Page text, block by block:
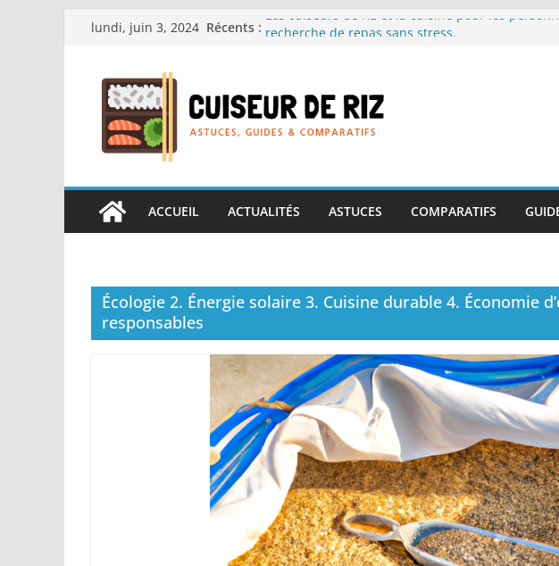
Passerlundi, juin 3, 2024 Récents : Les cuiseurs de riz et la cuisine pour les
recherche de repas sans stress.
Les cuiseurs de riz pour les familles nombreuses
en grande quantité.
Les cuiseurs de riz et la préparation de plats
réconfortants.
ACCUEIL
ACTUALITÉS ASTUCES COMPARATIFS
Écologie 2. Énergie solaire 3. Cuisine durable 4. Économie
responsables